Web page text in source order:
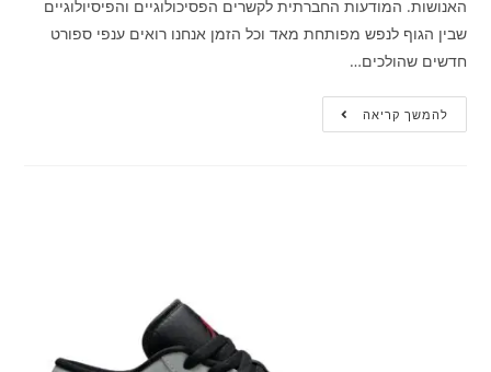
האנושות. המודעות החברתית לקשרים הפסיכולוגיים והפיסיולוגיים
שבין הגוף לנפש מפותחת מאד וכל הזמן אנחנו רואים ענפי ספורט
חדשים שהולכים…
להמשך קריאה